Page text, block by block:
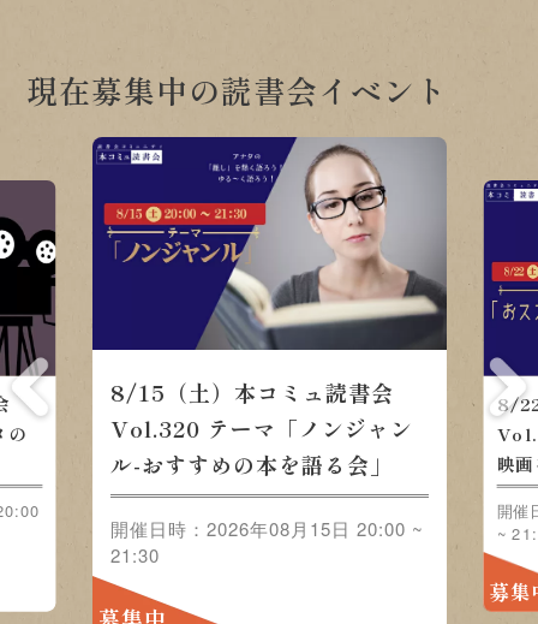
現在募集中の読書会イベント
8/15（土）本コミュ読書会
Vol.320 テーマ「ノンジャンル-お
すすめの本を語る会」
開催日時：2026年08月15日 20:00 ~
21:30
募集中
8/22
の映
開催
20:00